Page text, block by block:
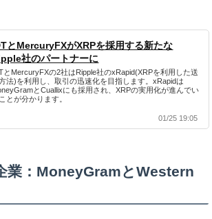
とMercuryFXがXRPを採用する新たな
社のパートナーに
とMercuryFXの2社はRipple社のxRapid(XRPを利用した送
法)を利用し、取引の迅速化を目指します。xRapidは
とCuallixにも採用され、XRPの実用化が進んでい
とが分かります。
01/25 19:05
業：MoneyGramとWestern